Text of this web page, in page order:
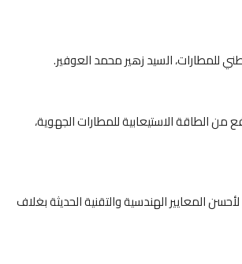
للمطارات، السيد زهير محمد العوفير.
من الطاقة الاستيعابية للمطارات الجهوية،
المعايير الهندسية والتقنية الحديثة بغلاف